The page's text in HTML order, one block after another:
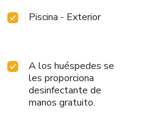
Piscina - Exterior
A los huéspedes se
les proporciona
desinfectante de
manos gratuito.